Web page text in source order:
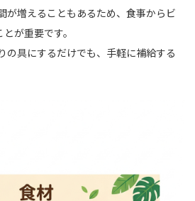
が増えることもあるため、食事からビ
が重要です。
の具にするだけでも、手軽に補給する